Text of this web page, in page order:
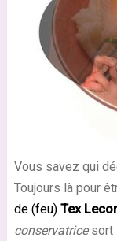
Vous savez qui
Toujours là pour
de (feu) Tex Lecor
conservatricesort